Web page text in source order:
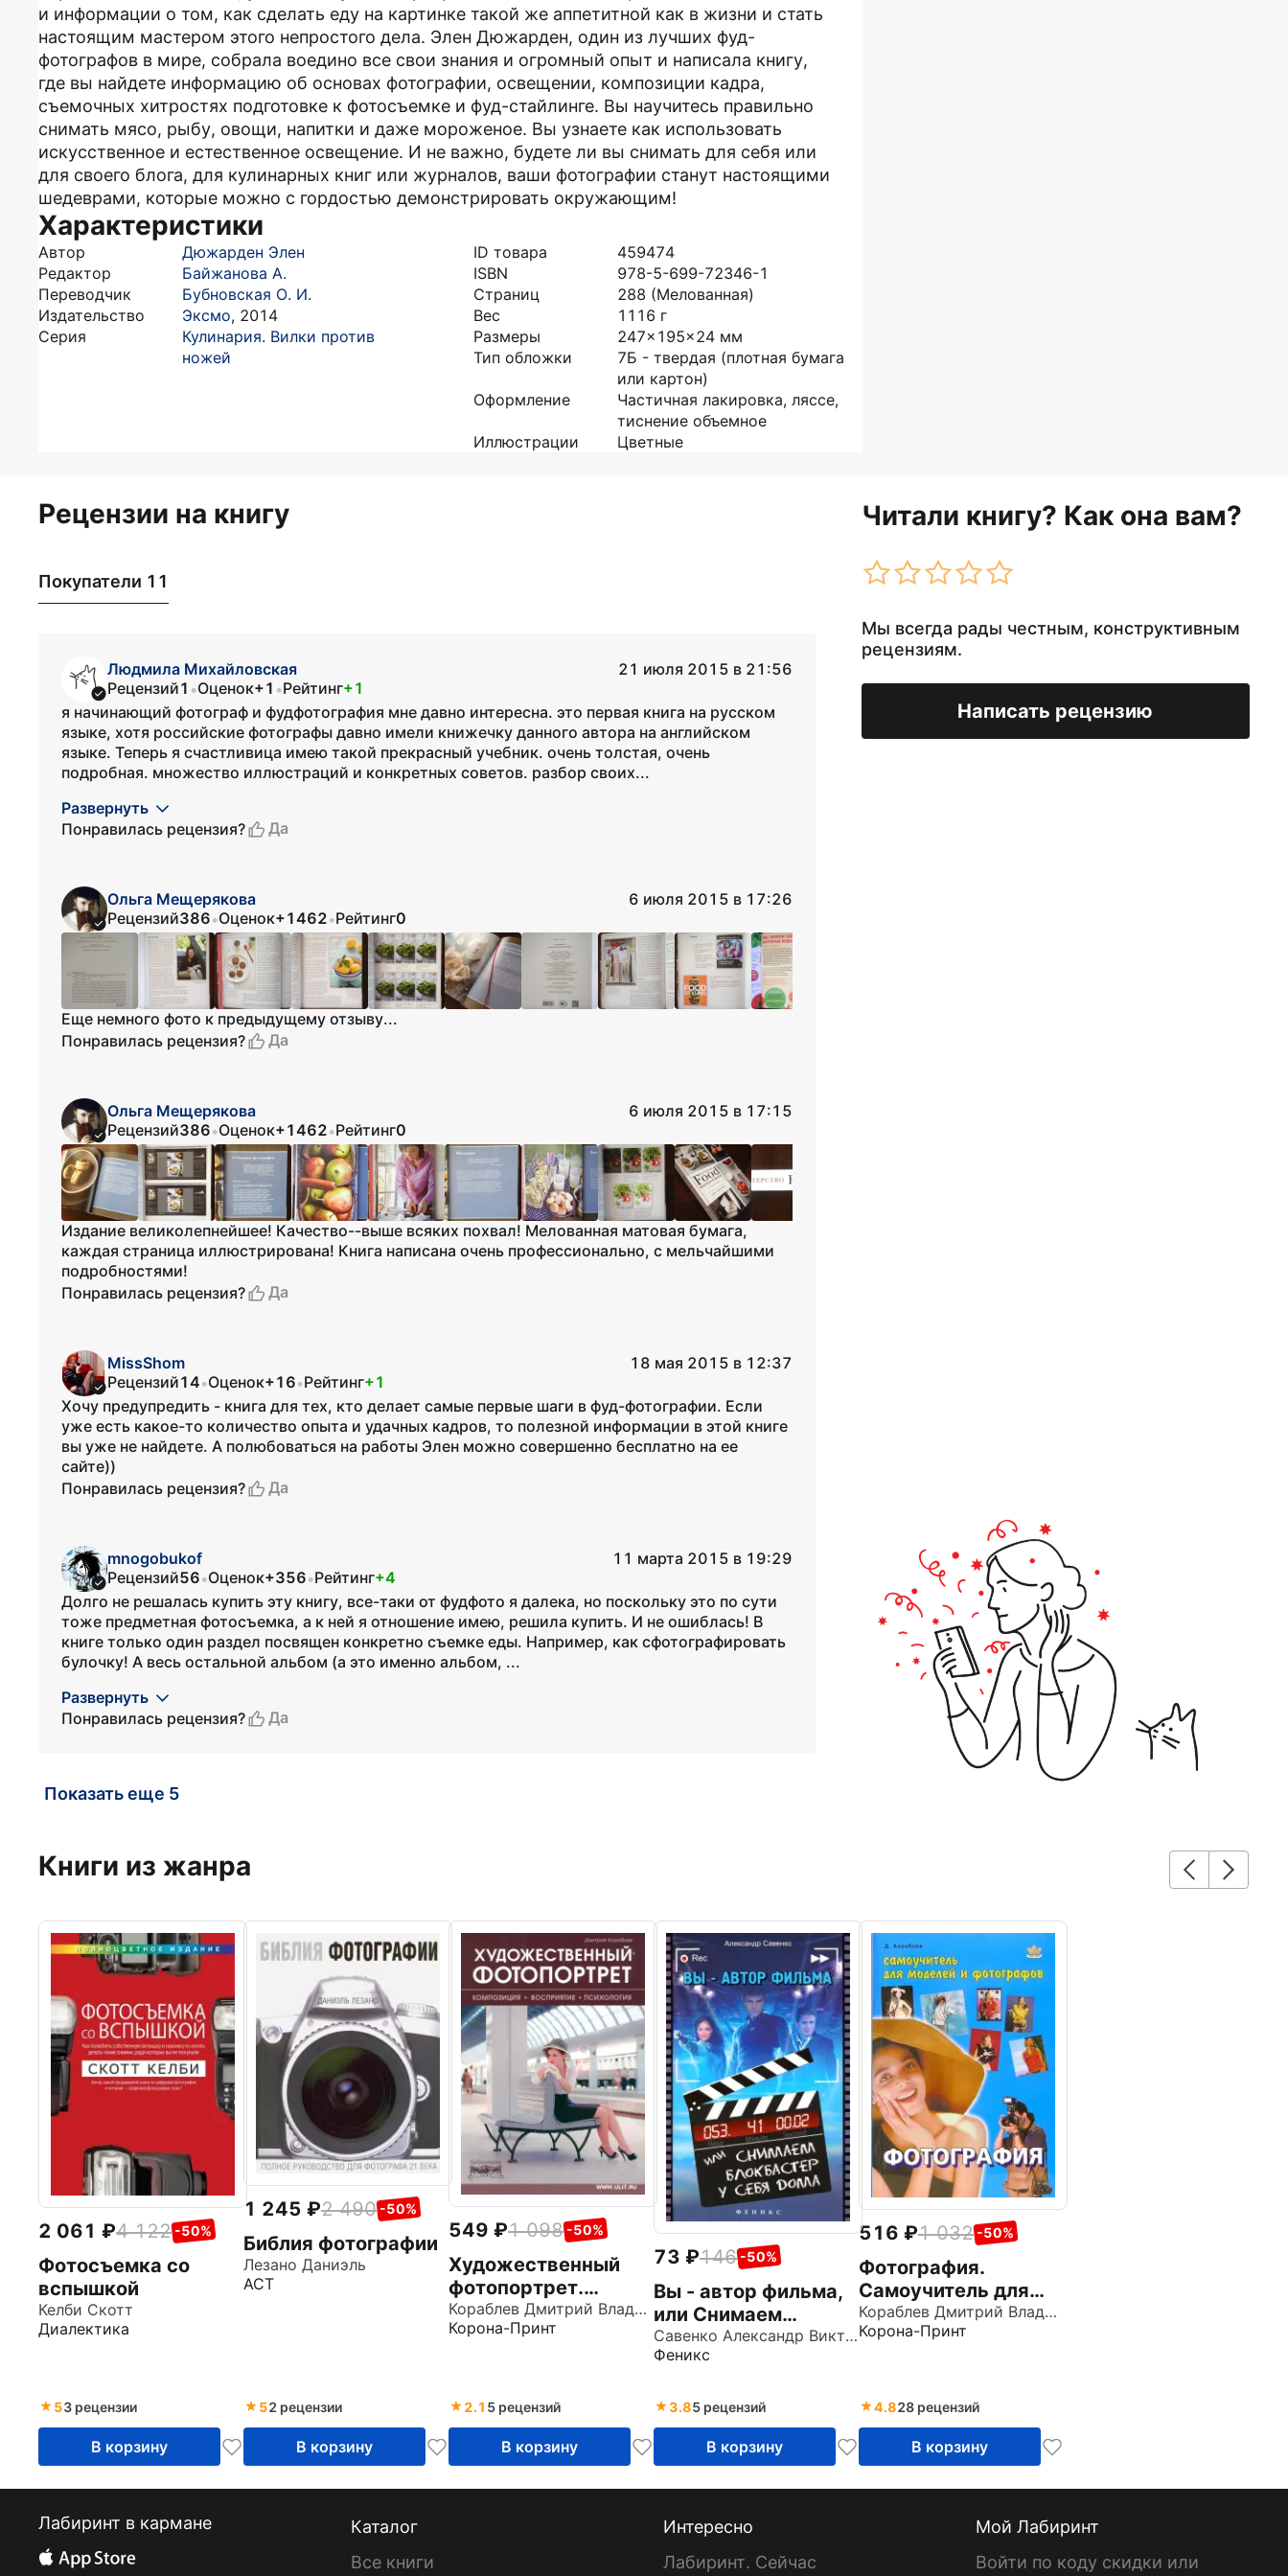
и информации о том, как сделать еду на картинке такой же аппетитной как в жизни и стать
настоящим мастером этого непростого дела. Элен Дюжарден, один из лучших фуд-
фотографов в мире, собрала воедино все свои знания и огромный опыт и написала книгу,
где вы найдете информацию об основах фотографии, освещении, композиции кадра,
съемочных хитростях подготовке к фотосъемке и фуд-стайлинге. Вы научитесь правильно
снимать мясо, рыбу, овощи, напитки и даже мороженое. Вы узнаете как использовать
искусственное и естественное освещение. И не важно, будете ли вы снимать для себя или
для своего блога, для кулинарных книг или журналов, ваши фотографии станут настоящими
шедеврами, которые можно с гордостью демонстрировать окружающим!
Характеристики
Автор
Дюжарден Элен
Редактор
Байжанова А.
Переводчик
Бубновская О. И.
Издательство
Эксмо, 2014
Серия
Кулинария. Вилки против
ножей
ID товара
459474
ISBN
978-5-699-72346-1
Страниц
288 (Мелованная)
Вес
1116 г
Размеры
247x195x24 мм
Тип обложки
7Б - твердая (плотная бумага
или картон)
Оформление
Частичная лакировка, ляссе,
тиснение объемное
Иллюстрации
Цветные
Рецензии на книгу Читали книгу? Как она вам?
Мы всегда рады честным, конструктивным
рецензиям.
Написать рецензию
Покупатели 11
Людмила Михайловская
21 июля 2015 в 21:56
Рецензий1 •Оценок+1 •Рейтинг+1
я начинающий фотограф и фудфотография мне давно интересна. это первая книга на русском
языке, хотя российские фотографы давно имели книжечку данного автора на английском
языке. Теперь я счастливица имею такой прекрасный учебник. очень толстая, очень
подробная. множество иллюстраций и конкретных советов. разбор своих...
Развернуть
Понравилась рецензия?
Да
Ольга Мещерякова
6 июля 2015 в 17:26
Рецензий386•Оценок+1462•Рейтинг0
Еще немного фото к предыдущему отзыву...
Понравилась рецензия?
Да
Ольга Мещерякова
6 июля 2015 в 17:15
Рецензий386•Оценок+1462•Рейтинг0
Издание великолепнейшее! Качество--выше всяких похвал! Мелованная матовая бумага,
каждая страница иллюстрирована! Книга написана очень профессионально, с мельчайшими
подробностями!
Понравилась рецензия?
Да
MissShom
18 мая 2015 в 12:37
Рецензий14•Оценок+16•Рейтинг+1
Хочу предупредить - книга для тех, кто делает самые первые шаги в фуд-фотографии. Если
уже есть какое-то количество опыта и удачных кадров, то полезной информации в этой книге
вы уже не найдете. А полюбоваться на работы Элен можно совершенно бесплатно на ее
сайте))
Понравилась рецензия?
Да
mnogobukof
11 марта 2015 в 19:29
Рецензий56•Оценок+356•Рейтинг+4
Долго не решалась купить эту книгу, все-таки от фудфото я далека, но поскольку это по сути
тоже предметная фотосъемка, а к ней я отношение имею, решила купить. И не ошиблась! В
книге только один раздел посвящен конкретно съемке еды. Например, как сфотографировать
булочку! А весь остальной альбом (а это именно альбом, ...
Развернуть
Понравилась рецензия?
Да
Показать еще 5
Книги из жанра
2 061 4 122 -50%
Фотосъемка со
вспышкой
Келби Скотт
Диалектика
53 рецензии
В корзину
1 245 2 490 -50%
Библия фотографии
Лезано Даниэль
АСТ
52 рецензии
В корзину
549 1 098 -50%
Художественный
фотопортрет.
Композиция,
восприятие,
Кораблев Дмитрий Владимирович
Корона-Принт
2.1 5 рецензий
В корзину
73 146 -50%
Вы - автор фильма,
или Снимаем
блокбастер у себя
дома
Савенко Александр Викторович
Феникс
3.85 рецензий
В корзину
516 1 032 -50%
Фотография.
Самоучитель для
моделей и
фотографов
Кораблев Дмитрий Владимирович
Корона-Принт
4.828 рецензий
В корзину
Лабиринт в кармане
Каталог
Все книги
Интересно
Лабиринт. Сейчас
Мой Лабиринт
Войти по коду скидки или